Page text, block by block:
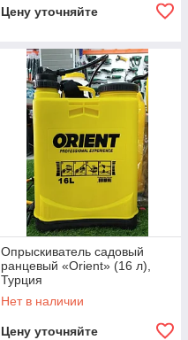
Цену уточняйте
Опрыскиватель садовый
ранцевый «Orient» (16 л),
Турция
Нет в наличии
Цену уточняйте